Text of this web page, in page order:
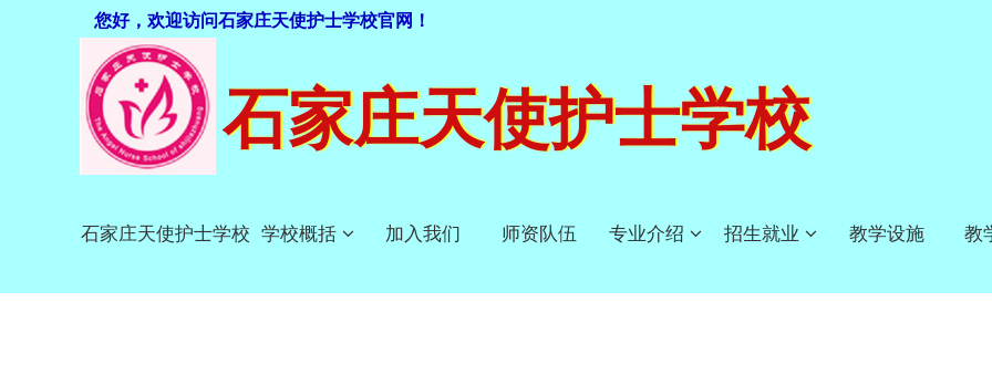
您好，欢迎访问石家庄天使护士学校官网！
石家庄天使护士学校 学校概括 加入我们 师资队伍 专业介绍 招生就业 教学设施 教
石家庄天使护士学校